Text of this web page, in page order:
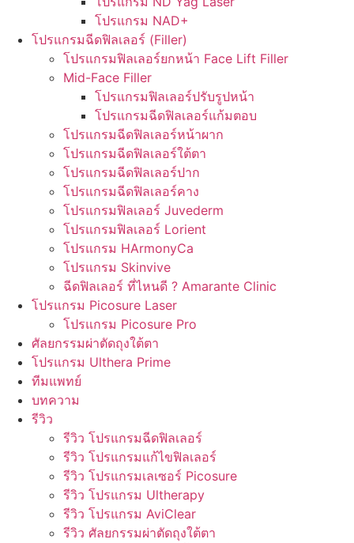
โปรแกรม NAD+
โปรแกรมฉีดฟิลเลอร์ (Filler)
โปรแกรมฟิลเลอร์ยกหน้า Face Lift Filler
Mid-Face Filler
โปรแกรมฟิลเลอร์ปรับรูปหน้า
โปรแกรมฉีดฟิลเลอร์แก้มตอบ
โปรแกรมฉีดฟิลเลอร์หน้าผาก
โปรแกรมฉีดฟิลเลอร์ใต้ตา
โปรแกรมฉีดฟิลเลอร์ปาก
โปรแกรมฉีดฟิลเลอร์คาง
โปรแกรมฟิลเลอร์ Juvederm
โปรแกรมฟิลเลอร์ Lorient
โปรแกรม HArmonyCa
โปรแกรม Skinvive
ฉีดฟิลเลอร์ ที่ไหนดี ? Amarante Clinic
โปรแกรม Picosure Laser
โปรแกรม Picosure Pro
ศัลยกรรมผ่าตัดถุงใต้ตา
โปรแกรม Ulthera Prime
ทีมแพทย์
บทความ
รีวิว
รีวิว โปรแกรมฉีดฟิลเลอร์
รีวิว โปรแกรมแก้ไขฟิลเลอร์
รีวิว โปรแกรมเลเซอร์ Picosure
รีวิว โปรแกรม Ultherapy
รีวิว โปรแกรม AviClear
รีวิว ศัลยกรรมผ่าตัดถุงใต้ตา